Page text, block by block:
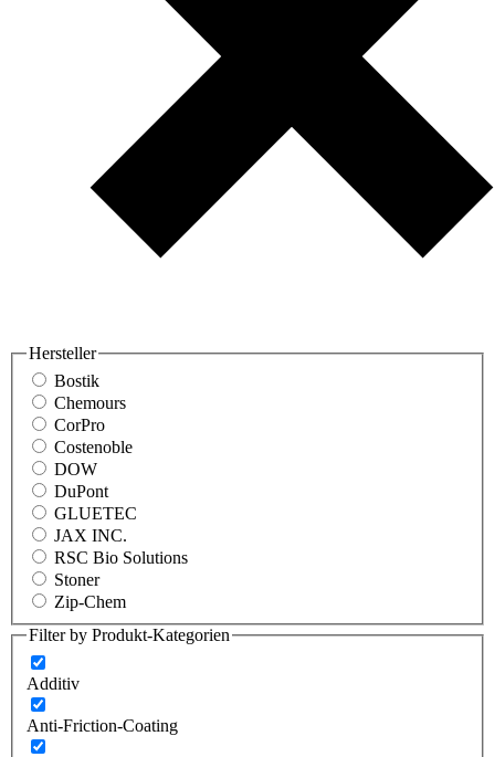
Hersteller
Bostik
Chemours
CorPro
Costenoble
DOW
DuPont
GLUETEC
JAX INC.
RSC Bio Solutions
Stoner
Zip-Chem
Filter by Produkt-Kategorien
Additiv
Anti-Friction-Coating